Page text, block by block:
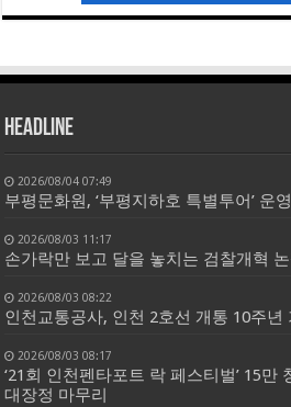
HEADLINE
2026/08/04 07:49
부평문화원, ‘부평지하호 특별투어’ 운영
2026/08/03 11:17
손가락만 보고 달을 놓치는 검찰개혁
2026/08/03 08:22
인천교통공사, 인천 2호선 개통 10주년
2026/08/03 08:17
‘21회 인천펜타포트 락 페스티벌’ 15만
대장정 마무리